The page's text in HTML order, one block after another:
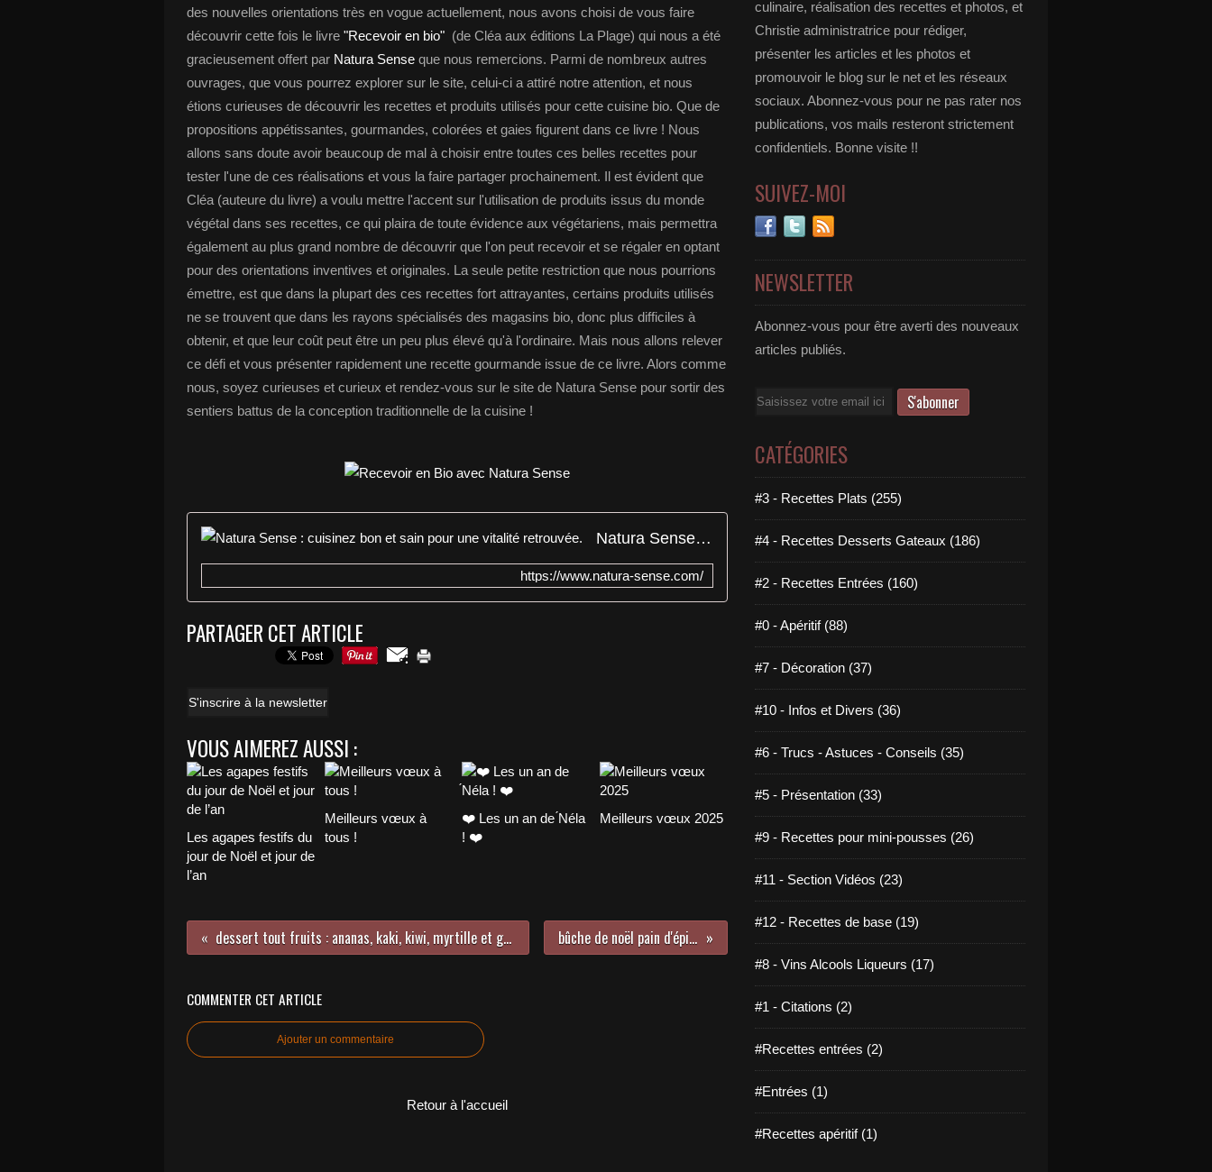
des nouvelles orientations très en vogue actuellement, nous avons choisi de vous faire
découvrir cette fois le livre "Recevoir en bio" (de Cléa aux éditions La Plage) qui nous a été
gracieusement offert par Natura Sense que nous remercions. Parmi de nombreux autres
ouvrages, que vous pourrez explorer sur le site, celui-ci a attiré notre attention, et nous
étions curieuses de découvrir les recettes et produits utilisés pour cette cuisine bio. Que de
propositions appétissantes, gourmandes, colorées et gaies figurent dans ce livre ! Nous
allons sans doute avoir beaucoup de mal à choisir entre toutes ces belles recettes pour
tester l'une de ces réalisations et vous la faire partager prochainement. Il est évident que
Cléa (auteure du livre) a voulu mettre l'accent sur l'utilisation de produits issus du monde
végétal dans ses recettes, ce qui plaira de toute évidence aux végétariens, mais permettra
également au plus grand nombre de découvrir que l'on peut recevoir et se régaler en optant
pour des orientations inventives et originales. La seule petite restriction que nous pourrions
émettre, est que dans la plupart des ces recettes fort attrayantes, certains produits utilisés
ne se trouvent que dans les rayons spécialisés des magasins bio, donc plus difficiles à
obtenir, et que leur coût peut être un peu plus élevé qu'à l'ordinaire. Mais nous allons relever
ce défi et vous présenter rapidement une recette gourmande issue de ce livre. Alors comme
nous, soyez curieuses et curieux et rendez-vous sur le site de Natura Sense pour sortir des
sentiers battus de la conception traditionnelle de la cuisine !
Natura Sense : cuisinez bon et sain pour une vitalité retrouvée.
https://www.natura-sense.com/
PARTAGER CET ARTICLE
S'inscrire à la newsletter
VOUS AIMEREZ AUSSI :
Les agapes festifs du
jour de Noël et jour de
l’an
Meilleurs vœux à
tous !
❤️ Les un an de ́Néla
! ❤️
Meilleurs vœux 2025
dessert tout fruits : ananas, kaki, kiwi, myrtille et grains de grenade bûche de noël pain d'épices poire
COMMENTER CET ARTICLE
Ajouter un commentaire
Retour à l'accueil
culinaire, réalisation des recettes et photos, et
Christie administratrice pour rédiger,
présenter les articles et les photos et
promouvoir le blog sur le net et les réseaux
sociaux. Abonnez-vous pour ne pas rater nos
publications, vos mails resteront strictement
confidentiels. Bonne visite !!
SUIVEZ-MOI
NEWSLETTER
Abonnez-vous pour être averti des nouveaux
articles publiés.
Email
CATÉGORIES
#3 - Recettes Plats (255)
#4 - Recettes Desserts Gateaux (186)
#2 - Recettes Entrées (160)
#0 - Apéritif (88)
#7 - Décoration (37)
#10 - Infos et Divers (36)
#6 - Trucs - Astuces - Conseils (35)
#5 - Présentation (33)
#9 - Recettes pour mini-pousses (26)
#11 - Section Vidéos (23)
#12 - Recettes de base (19)
#8 - Vins Alcools Liqueurs (17)
#1 - Citations (2)
#Recettes entrées (2)
#Entrées (1)
#Recettes apéritif (1)